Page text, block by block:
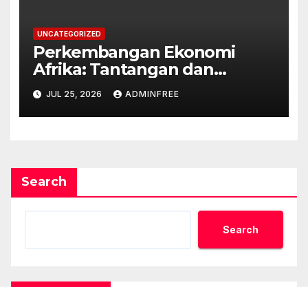
UNCATEGORIZED
Perkembangan Ekonomi
Afrika: Tantangan dan
Peluang
JUL 25, 2026 ADMINFREE
Search
Search